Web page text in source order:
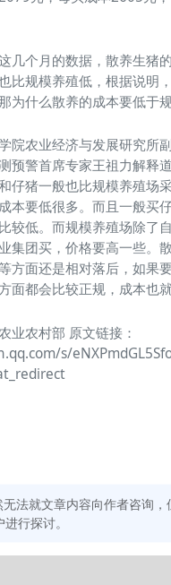
几个月的数据，散养生猪
比规模养殖低，根据说明
为什么散养的成本要低于
院农业经济与发展研究所
预警首席专家王祖力解释
仔猪一般也比规模养殖场
本要低很多。而且一般买
较低。而规模养殖场除了
集团买，价格要高一些。
方面还是相对落后，如果
面都会比较正规，成本也就
业农村部 原文链接：
s/
法就文章内容向作者咨询，
行探讨。